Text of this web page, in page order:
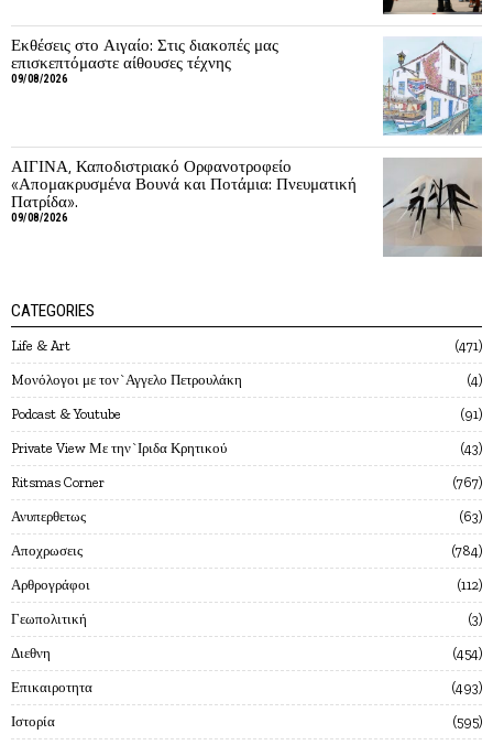
Εκθέσεις στο Αιγαίο: Στις διακοπές μας
επισκεπτόμαστε αίθουσες τέχνης
09/08/2026
ΑΙΓΙΝΑ, Καποδιστριακό Ορφανοτροφείο
«Απομακρυσμένα Βουνά και Ποτάμια: Πνευματική
Πατρίδα».
09/08/2026
CATEGORIES
Life & Art 471
Mονόλογοι με τον`Αγγελο Πετρουλάκη 4
Podcast & Youtube 91
Private View Με την`Ιριδα Κρητικού 43
Ritsmas Corner 767
Ανυπερθετως 63
Αποχρωσεις 784
Αρθρογράφοι 112
Γεωπολιτική 3
Διεθνη 454
Επικαιροτητα 493
Ιστορία 595